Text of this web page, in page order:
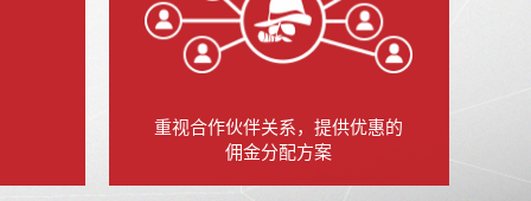
重视合作伙伴关系，提供优惠的
佣金分配方案